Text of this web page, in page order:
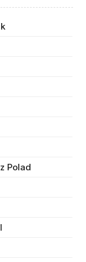
Polad